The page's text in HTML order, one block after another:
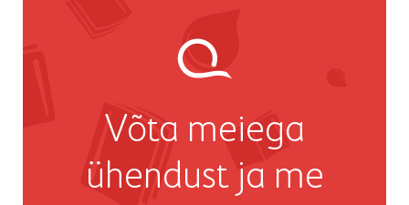
Võta meiega
ühendust ja me